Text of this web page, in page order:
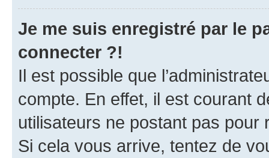
Je me suis enregistré par le
connecter ?!
Il est possible que
compte. En effet, il est courant
utilisateurs ne postant pas pour
Si cela vous arrive, tentez de